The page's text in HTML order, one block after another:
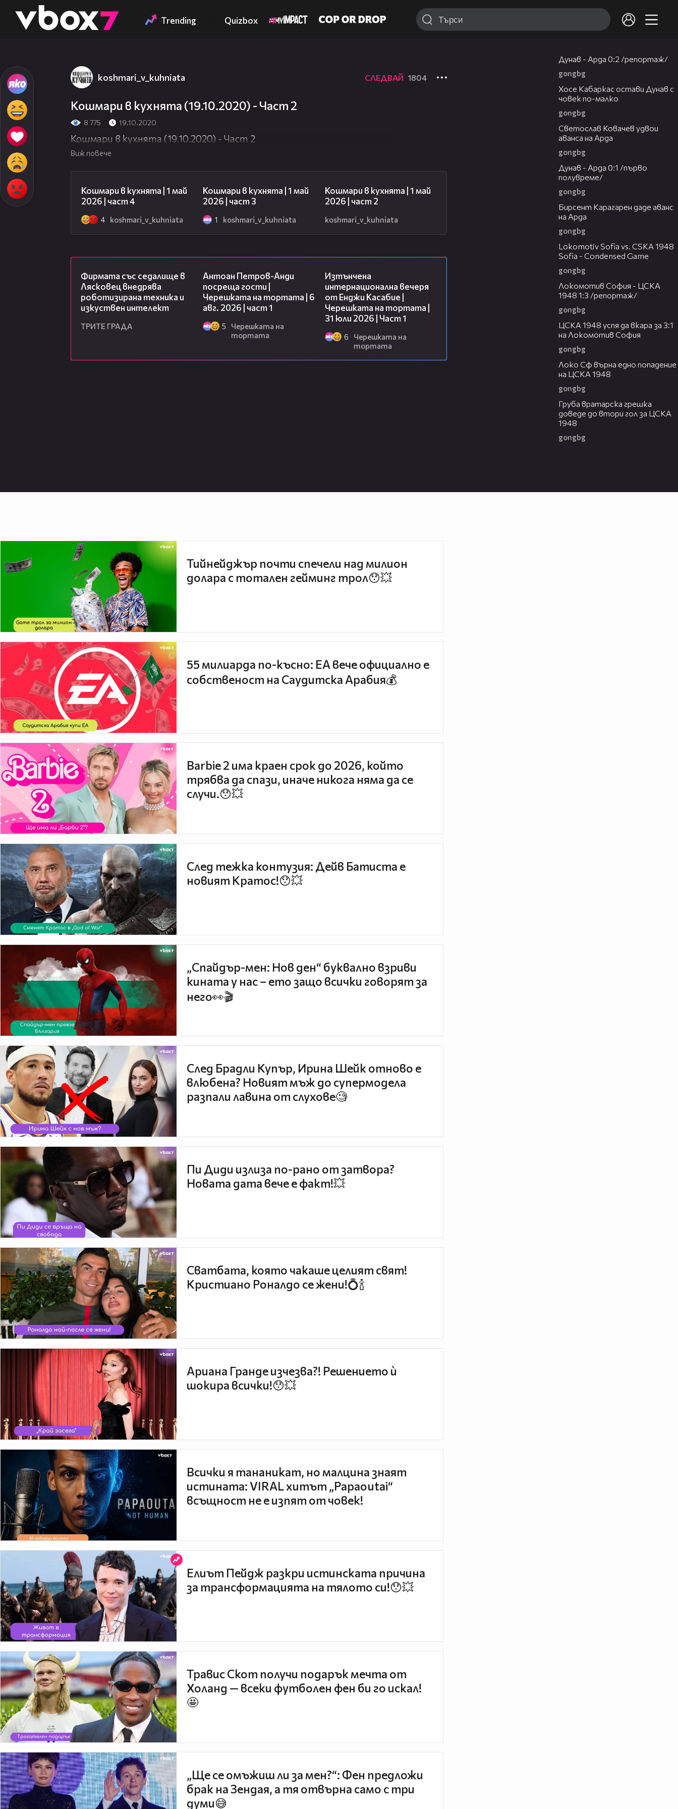
👾 Trending Quizbox
Това съдържание не е достъпно.
koshmari_v_kuhniata СЛЕДВАЙ 1804
Кошмари в кухнята (19.10.2020) - Част 2
8 775 19.10.2020
Кошмари в кухнята (19.10.2020) - Част 2
Виж повече
Кошмари в кухнята | 1 май
2026 | част 4
4 koshmari_v_kuhniata
Кошмари в кухнята | 1 май
2026 | част 3
1 koshmari_v_kuhniata
Кошмари в кухнята | 1 май
2026 | част 2
koshmari_v_kuhniata
Фирмата със седалище в
Лясковец внедрява
роботизирана техника и
изкуствен интелект
ТРИТЕ ГРАДА
Антоан Петров-Анди
посреща гости |
Черешката на тортата | 6
авг. 2026 | част 1
5
Черешката на
тортата
Изтънчена
интернационална вечеря
от Енджи Касабие |
Черешката на тортата |
31 юли 2026 | Част 1
6
Черешката на
тортата
Дунав - Арда 0:2 /репортаж/
gongbg
Хосе Кабаркас остави Дунав с
човек по-малко
gongbg
Светослав Ковачев удвои
аванса на Арда
gongbg
Дунав - Арда 0:1 /първо
полувреме/
gongbg
Бирсент Карагарен даде аванс
на Арда
gongbg
Lokomotiv Sofia vs. CSKA 1948
Sofia - Condensed Game
gongbg
Локомотив София - ЦСКА
1948 1:3 /репортаж/
gongbg
ЦСКА 1948 успя да вкара за 3:1
на Локомотив София
gongbg
Локо Сф върна едно попадение
на ЦСКА 1948
gongbg
Груба вратарска грешка
доведе до втори гол за ЦСКА
1948
gongbg
Тийнейджър почти спечели над милион
долара с тотален гейминг трол😯💥
55 милиарда по-късно: EA вече официално е
собственост на Саудитска Арабия💰
Barbie 2 има краен срок до 2026, който
трябва да спази, иначе никога няма да се
случи.😯💥
След тежка контузия: Дейв Батиста е
новият Кратос!😯💥
„Спайдър-мен: Нов ден“ буквално взриви
кината у нас – ето защо всички говорят за
него👀🎬
След Брадли Купър, Ирина Шейк отново е
влюбена? Новият мъж до супермодела
разпали лавина от слухове🧐
Пи Диди излиза по-рано от затвора?
Новата дата вече е факт!💥
Сватбата, която чакаше целият свят!
Кристиано Роналдо се жени!💍🍾
Ариана Гранде изчезва?! Решението ѝ
шокира всички!😯💥
Всички я тананикат, но малцина знаят
истината: VIRAL хитът „Papaoutai“
всъщност не е изпят от човек!
Елиът Пейдж разкри истинската причина
за трансформацията на тялото си!😯💥
Травис Скот получи подарък мечта от
Холанд — всеки футболен фен би го искал!
🤩
„Ще се омъжиш ли за мен?“: Фен предложи
брак на Зендая, а тя отвърна само с три
думи😅